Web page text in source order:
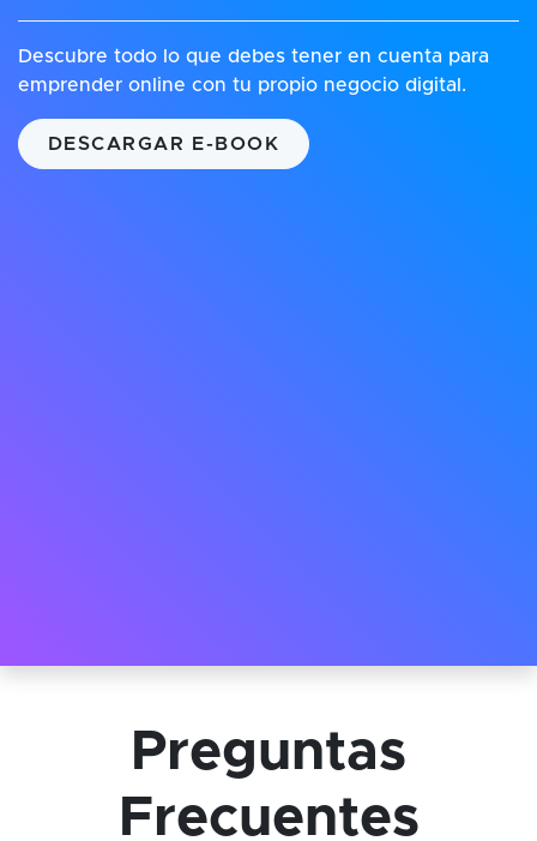
Descubre todo lo que debes tener en cuenta para
emprender online con tu propio negocio digital.
DESCARGAR E-BOOK
Preguntas
Frecuentes